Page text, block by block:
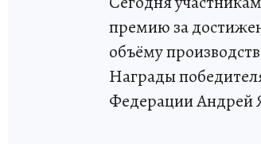
премию за
объёму
Награды
Федерации Андрей